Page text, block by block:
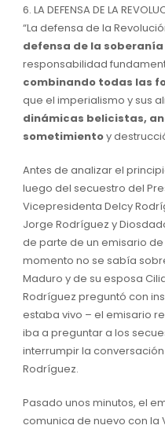
6. LA DEFENSA DE LA
“La defensa de la
defensa de la
responsabilidad
combinando todas las
que el imperialismo y sus
dinámicas belicistas,
sometimientoy
Antes de analizar el
luego del secuestro del
Vicepresidenta Delcy
Jorge Rodríguez y
de parte de un emisario
momento no se sabía
Maduro y de su esposa
Rodríguez preguntó con
estaba vivo – el emisario
iba a preguntar a los
interrumpir la
Rodríguez.
Pasado unos minutos, el
comunica de nuevo con la